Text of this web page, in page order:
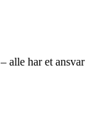
alle har et ansvar